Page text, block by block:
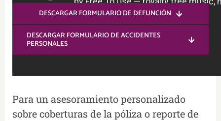
DESCARGAR FORMULARIO DE DEFUNCIÓN
DESCARGAR FORMULARIO DE ACCIDENTES
PERSONALES
.
Para un asesoramiento personalizado
sobre coberturas de la póliza o reporte de